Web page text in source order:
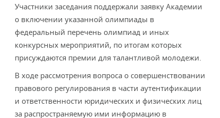
Участники заседания поддержали заявку Академии
о включении указанной олимпиады в
федеральный перечень олимпиад и иных
конкурсных мероприятий, по итогам которых
присуждаются премии для талантливой молодежи.
В ходе рассмотрения вопроса о совершенствовании
правового регулирования в части аутентификации
и ответственности юридических и физических лиц
за распространяемую ими информацию в